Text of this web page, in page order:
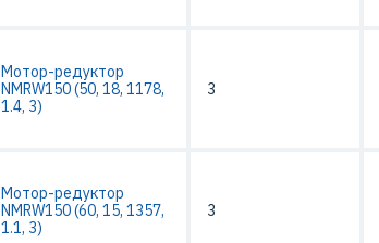
Мотор-редуктор
NMRW150 (50, 18, 1178,
1.4, 3)
3
Мотор-редуктор
NMRW150 (60, 15, 1357,
1.1, 3)
3